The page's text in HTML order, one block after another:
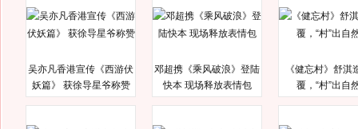
吴亦凡香港宣传《西游伏
妖篇》 获徐导星爷称赞
邓超携《乘风破浪》登陆
快本 现场释放表情包
《健忘村》舒淇
覆，“村”出自